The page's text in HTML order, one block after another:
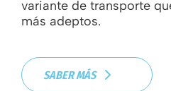
variante de transporte
más adeptos.
SABER MÁS